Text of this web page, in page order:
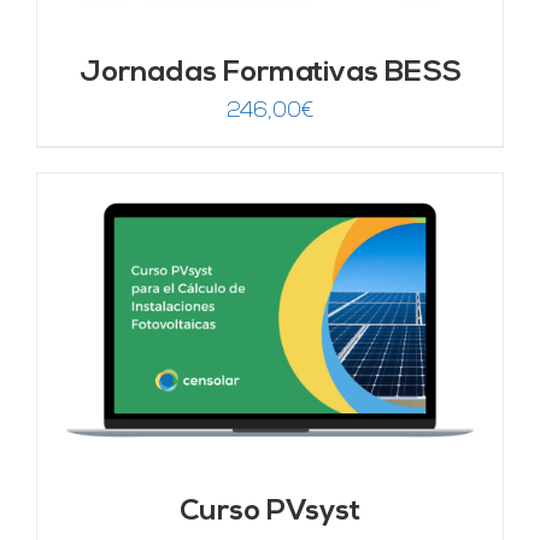
Jornadas Formativas BESS
246,00€
Curso PVsyst